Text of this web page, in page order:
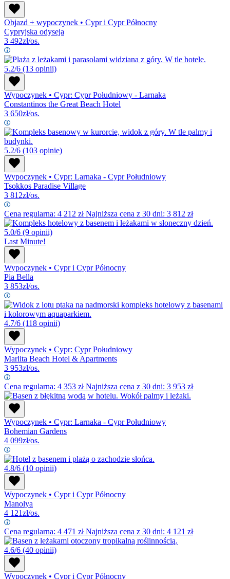
Objazd + wypoczynek • Cypr i Cypr Północny
Cypryjska odyseja
3 492zł/os.
5.2/6 (13 opinii)
Wypoczynek • Cypr: Cypr Południowy - Larnaka
Constantinos the Great Beach Hotel
3 650zł/os.
5.2/6 (103 opinie)
Wypoczynek • Cypr: Larnaka - Cypr Południowy
Tsokkos Paradise Village
3 812zł/os.
Cena regularna: 4 212 złNajniższa cena z 30 dni: 3 812 zł
5.0/6 (9 opinii)
Last Minute!
Wypoczynek • Cypr i Cypr Północny
Pia Bella
3 853zł/os.
4.7/6 (118 opinii)
Wypoczynek • Cypr: Cypr Południowy
Marlita Beach Hotel & Apartments
3 953zł/os.
Cena regularna: 4 353 złNajniższa cena z 30 dni: 3 953 zł
Wypoczynek • Cypr: Larnaka - Cypr Południowy
Bohemian Gardens
4 099zł/os.
4.8/6 (10 opinii)
Wypoczynek • Cypr i Cypr Północny
Manolya
4 121zł/os.
Cena regularna: 4 471 złNajniższa cena z 30 dni: 4 121 zł
4.6/6 (40 opinii)
Wypoczynek • Cypr i Cypr Północny